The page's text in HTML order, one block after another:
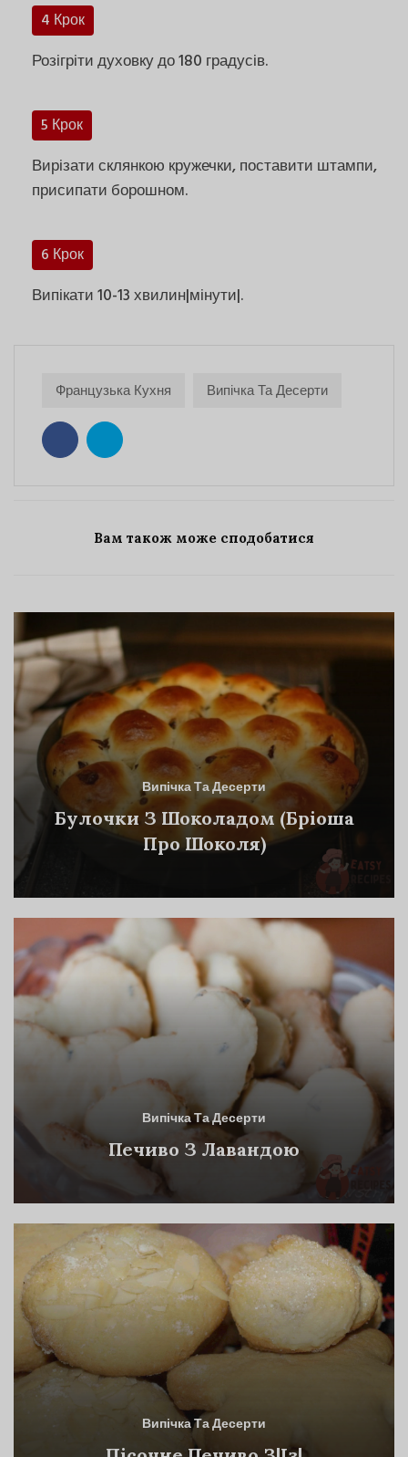
4 Крок
Розігріти духовку до 180 градусів.
5 Крок
Вирізати склянкою кружечки, поставити штампи,
присипати борошном.
6 Крок
Випікати 10-13 хвилин|мінути|.
Французька Кухня Випічка Та Десерти
Вам також може сподобатися
Випічка Та Десерти
Булочки З Шоколадом (Бріоша
Про Шоколя)
Випічка Та Десерти
Печиво З Лавандою
Випічка Та Десерти